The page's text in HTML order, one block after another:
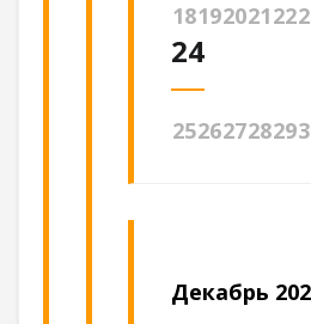
1819202122
24
2526272829
Декабрь